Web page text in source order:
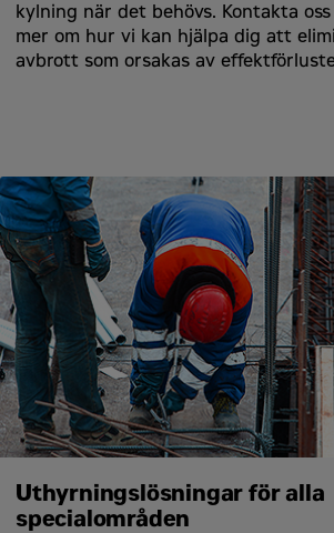
kylning när det behövs. Kontakta
mer om hur vi kan hjälpa dig att
avbrott som orsakas av
Uthyrningslösningar för alla
specialområden